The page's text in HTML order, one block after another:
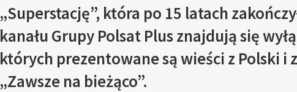
„Superstację”, która po 15 latach
kanału Grupy Polsat Plus znajdują się
których prezentowane są wieści z Polski i
„Zawsze na bieżąco”.